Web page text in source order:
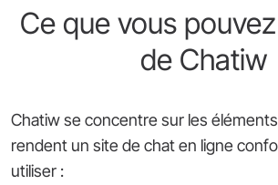
Ce que vous
de Chatiw
Chatiw se concentre sur les
rendent un site de chat en ligne
utiliser :